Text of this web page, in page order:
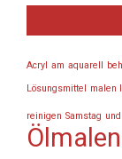
Acryl am aquarell
Lösungsmittel
malen
reinigen Samstag und
Ölmalen